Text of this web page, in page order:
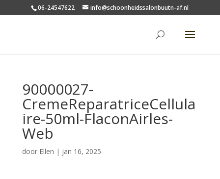
06-24547622 info@schoonheidssalonbuutn-af.nl
90000027-
CremeReparatriceCellula
ire-50ml-FlaconAirles-
Web
door Ellen | jan 16, 2025